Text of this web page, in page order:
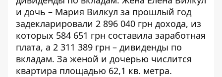
и дочь – Мария Вилкул за прошлый год
задекларировали 2 896 040 грн дохода, из
которых 584 651 грн составила заработная
плата, а 2 311 389 грн – дивиденды по
вкладам. За женой и дочерью числится
квартира площадью 62,1 кв. метра.